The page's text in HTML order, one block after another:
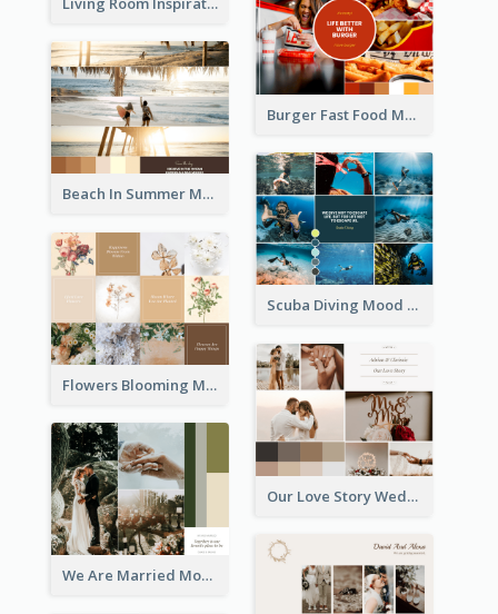
Burger Fast Food Mood Board
Beach In Summer Mood Board
Scuba Diving Mood Board
Flowers Blooming Mood Board
Our Love Story Wedding Mood Board
We Are Married Mood Board